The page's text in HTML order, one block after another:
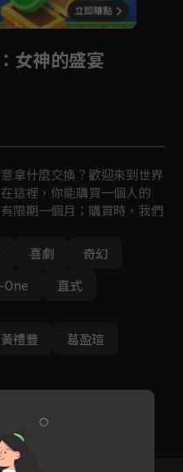
女神的盛宴
拿什麼交換？歡迎來到世界
這裡，你能購買一個人的
限期一個月；購買時，我們
喜劇
奇幻
直式
黃禮豐
葛盈瑄